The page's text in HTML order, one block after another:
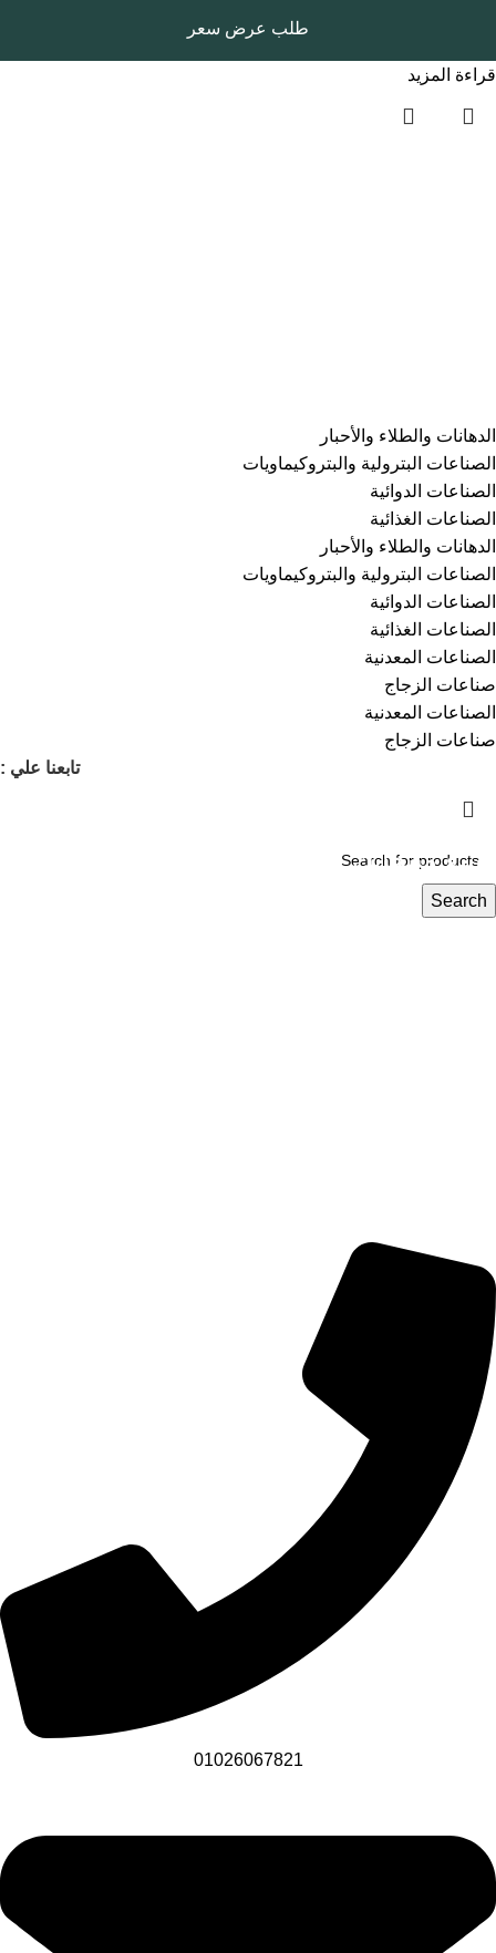
طلب عرض سعر
قراءة المزيد
⁠الدهانات والطلاء والأحبار
الصناعات البترولية والبتروكيماويات
الصناعات الدوائية
الصناعات الغذائية
⁠الدهانات والطلاء والأحبار
الصناعات البترولية والبتروكيماويات
الصناعات الدوائية
الصناعات الغذائية
الصناعات المعدنية
صناعات الزجاج
الصناعات المعدنية
صناعات الزجاج
تابعنا علي :
Search
وبيع منتجاتك الكيميائية بضغطتين زر مع كيمي
01026067821